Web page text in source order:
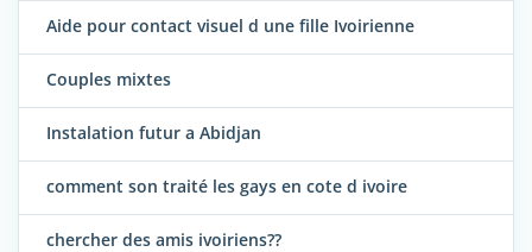
Aide pour contact visuel d une fille Ivoirienne
Couples mixtes
Instalation futur a Abidjan
comment son traité les gays en cote d ivoire
chercher des amis ivoiriens??